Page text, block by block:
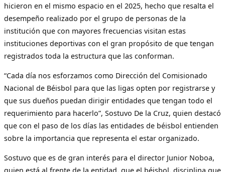
hicieron en el mismo espacio en el 2025, hecho que resalta el
desempeño realizado por el grupo de personas de la
institución que con mayores frecuencias visitan estas
instituciones deportivas con el gran propósito de que tengan
registrados toda la estructura que las conforman.
“Cada día nos esforzamos como Dirección del Comisionado
Nacional de Béisbol para que las ligas opten por registrarse y
que sus dueños puedan dirigir entidades que tengan todo el
requerimiento para hacerlo”, Sostuvo De la Cruz, quien destacó
que con el paso de los días las entidades de béisbol entienden
sobre la importancia que representa el estar organizado.
Sostuvo que es de gran interés para el director Junior Noboa,